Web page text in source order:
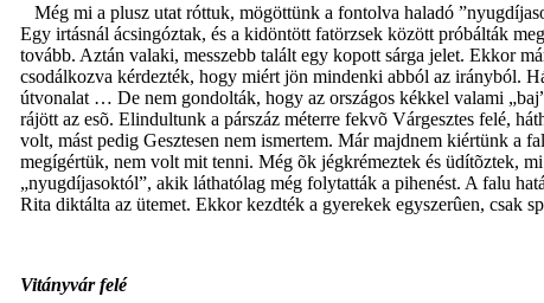
Még mi a plusz utat róttuk, mögöttünk a fontolva haladó
Egy irtásnál ácsingóztak, és a kidöntött fatörzsek között próbálták
tovább. Aztán valaki, messzebb talált egy kopott sárga jelet. Ekkor
csodálkozva kérdezték, hogy miért jön mindenki abból az irányból.
útvonalat … De nem gondolták, hogy az országos kékkel valami
rájött az esõ. Elindultunk a párszáz méterre fekvõ Várgesztes felé,
volt, mást pedig Gesztesen nem ismertem. Már majdnem kiértünk a
megígértük, nem volt mit tenni. Még õk jégkrémeztek és üdítõztek,
„nyugdíjasoktól”, akik láthatólag még folytatták a pihenést. A falu
Rita diktálta az ütemet. Ekkor kezdték a gyerekek egyszerûen, csak
Vitányvár felé